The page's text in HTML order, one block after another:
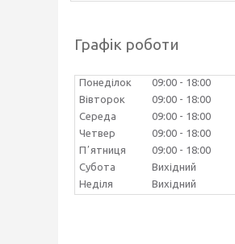
Графік роботи
Понеділок 09:00
18:00
Вівторок
09:00
18:00
Середа
09:00
18:00
Четвер
09:00
18:00
Пʼятниця
09:00
18:00
Субота
Вихідний
Неділя
Вихідний